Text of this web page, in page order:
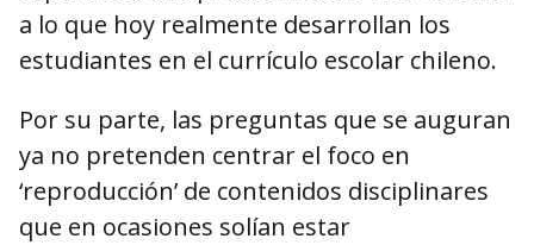
a lo que hoy realmente desarrollan los
estudiantes en el currículo escolar chileno.
Por su parte, las preguntas que se auguran
ya no pretenden centrar el foco en
‘reproducción’ de contenidos disciplinares
que en ocasiones solían estar